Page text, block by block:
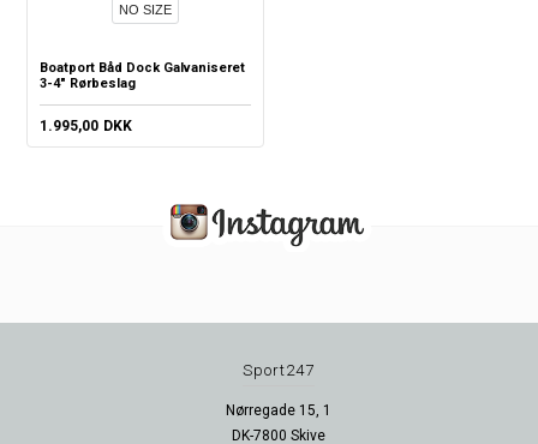
NO SIZE
Boatport Båd Dock Galvaniseret
3-4" Rørbeslag
1.995,00 DKK
Sport247
Nørregade 15, 1
DK-7800 Skive